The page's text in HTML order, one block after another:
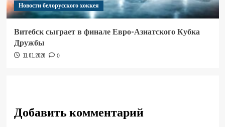
Новости белорусского хоккея
Витебск сыграет в финале Евро-Азиатского Кубка
Дружбы
11.01.2026 0
Добавить комментарий